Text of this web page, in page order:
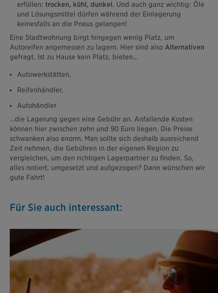
erfüllen: trocken, kühl, dunkel. Und auch ganz wichtig: Öle
und Lösungsmittel dürfen während der Einlagerung
keinesfalls an die Pneus gelangen!
Eine Stadtwohnung birgt hingegen wenig Platz, um
Autoreifen angemessen zu lagern. Hier sind also Alternativen
gefragt. Ist zu Hause kein Platz, bieten…
Autowerkstätten,
Reifenhändler,
Autohändler
…die Lagerung gegen eine Gebühr an. Anfallende Kosten
können hier zwischen zehn und 90 Euro liegen. Die Preise
schwanken also enorm. Man sollte sich deshalb ausreichend
Zeit nehmen, die Gebühren in der eigenen Region zu
vergleichen, um den richtigen Lagerpartner zu finden. So,
alles notiert, umgesetzt und aufgezogen? Dann wünschen wir
gute Fahrt!
Für Sie auch interessant: